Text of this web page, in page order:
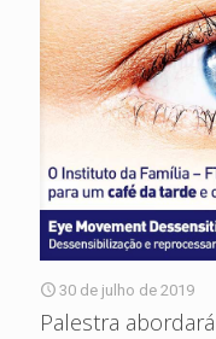
30 de julho de 2019
Palestra